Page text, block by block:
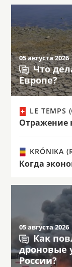
05 августа 2026
Что
Европе?
LE TEMPS
Отражение
KRÓNIKA
Когда
05 августа 2026
Как
дроновые
России?